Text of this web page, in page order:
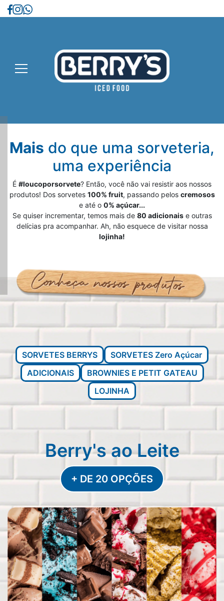
Mais do que uma sorveteria,
uma experiência
É #loucoporsorvete? Então, você não vai resistir aos nossos
produtos! Dos sorvetes 100% fruit, passando pelos cremosos
e até o 0% açúcar...
Se quiser incrementar, temos mais de 80 adicionaise outras
delícias pra acompanhar. Ah, não esquece de visitar nossa
lojinha!
SORVETES BERRYS
SORVETES Zero Açúcar
ADICIONAIS
BROWNIES E PETIT GATEAU
LOJINHA
Berry's ao Leite
+ DE 20 OPÇÕES